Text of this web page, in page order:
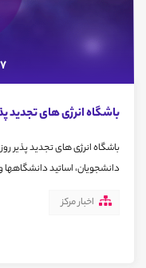
27
باشگاه انرژی های تجدید
دانشجویان، اساتید دانشگاهها و
اخبار مرکز